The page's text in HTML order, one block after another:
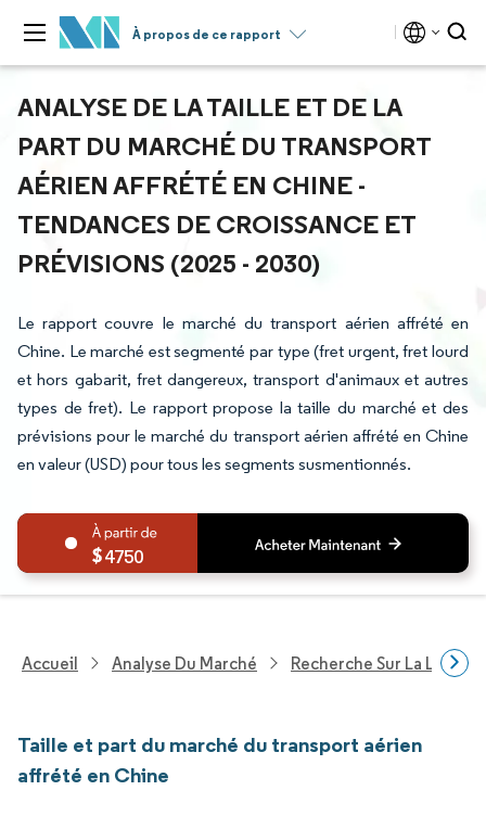
À propos de ce rapport
ANALYSE DE LA TAILLE ET DE LA
PART DU MARCHÉ DU TRANSPORT
AÉRIEN AFFRÉTÉ EN CHINE -
TENDANCES DE CROISSANCE ET
PRÉVISIONS (2025 - 2030)
Le rapport couvre le marché du transport aérien affrété en
Chine. Le marché est segmenté par type (fret urgent, fret lourd
et hors gabarit, fret dangereux, transport d'animaux et autres
types de fret). Le rapport propose la taille du marché et des
prévisions pour le marché du transport aérien affrété en Chine
en valeur (USD) pour tous les segments susmentionnés.
4750
Accueil Analyse Du Marché Recherche Sur La
Taille et part du marché du transport aérien
affrété en Chine